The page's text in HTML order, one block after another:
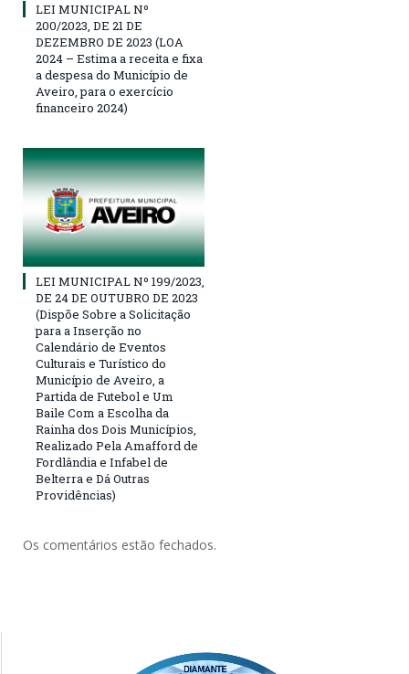
LEI MUNICIPAL Nº
200/2023, DE 21 DE
DEZEMBRO DE 2023 (LOA
2024 – Estima a receita e fixa
a despesa do Município de
Aveiro, para o exercício
financeiro 2024)
LEI MUNICIPAL Nº 199/2023,
DE 24 DE OUTUBRO DE 2023
(Dispõe Sobre a Solicitação
para a Inserção no
Calendário de Eventos
Culturais e Turístico do
Município de Aveiro, a
Partida de Futebol e Um
Baile Com a Escolha da
Rainha dos Dois Municípios,
Realizado Pela Amafford de
Fordlândia e Infabel de
Belterra e Dá Outras
Providências)
Os comentários estão fechados.